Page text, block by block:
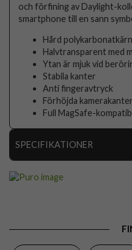
och förfining av Daylight-
smartphone till en sann
Hård
Halvtransparent med
Ytan är mjuk vid
Stabila kanter
Anti fingeravtryck
Förhöjda kamerakanter
Full MagSafe-
SPECIFIKATIONER